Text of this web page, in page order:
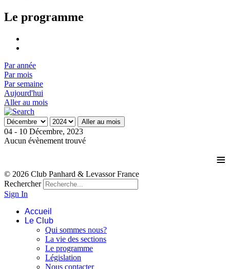
Le programme
Par année
Par mois
Par semaine
Aujourd'hui
Aller au mois
Aller au mois
04 - 10 Décembre, 2023
Aucun évènement trouvé
≡
© 2026 Club Panhard & Levassor France
Rechercher
Sign In
Accueil
Le Club
Qui sommes nous?
La vie des sections
Le programme
Législation
Nous contacter